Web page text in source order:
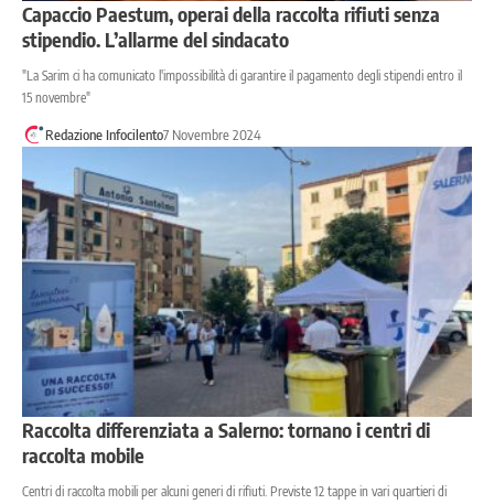
Capaccio Paestum, operai della raccolta rifiuti senza
stipendio. L’allarme del sindacato
"La Sarim ci ha comunicato l'impossibilità di garantire il pagamento degli stipendi entro il
15 novembre"
Redazione Infocilento7 Novembre 2024
Raccolta differenziata a Salerno: tornano i centri di
raccolta mobile
Centri di raccolta mobili per alcuni generi di rifiuti. Previste 12 tappe in vari quartieri di